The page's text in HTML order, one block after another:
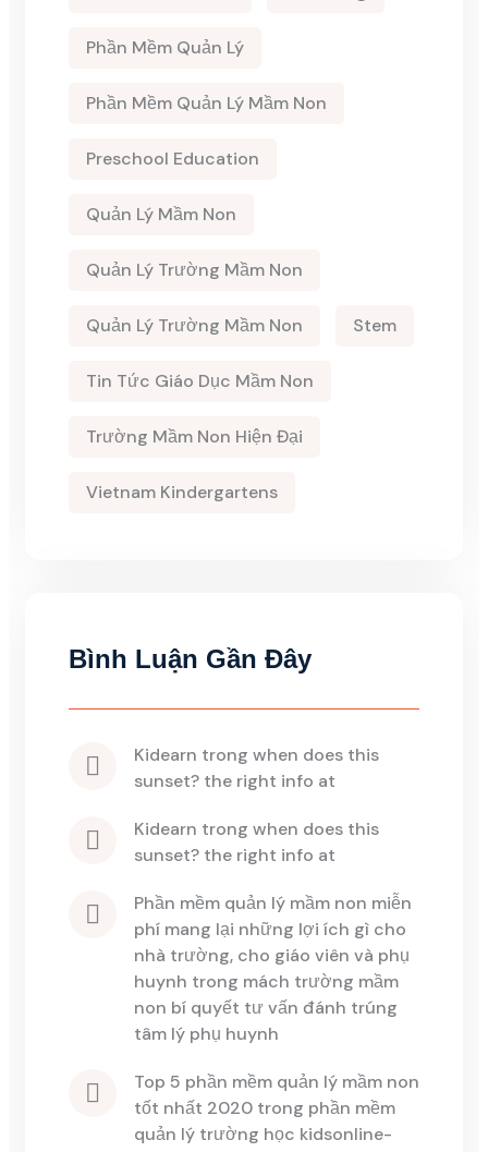
Phần Mềm Quản Lý
Phần Mềm Quản Lý Mầm Non
Preschool Education
Quản Lý Mầm Non
Quản Lý Trường Mầm Non
Quản Lý Trường Mầm Non Stem
Tin Tức Giáo Dục Mầm Non
Trường Mầm Non Hiện Đại
Vietnam Kindergartens
Bình Luận Gần Đây
kidearn trong when does this
sunset? the right info at
kidearn trong when does this
sunset? the right info at
phần mềm quản lý mầm non miễn
phí mang lại những lợi ích gì cho
nhà trường, cho giáo viên và phụ
huynh trong mách trường mầm
non bí quyết tư vấn đánh trúng
tâm lý phụ huynh
top 5 phần mềm quản lý mầm non
tốt nhất 2020 trong phần mềm
quản lý trường học kidsonline-